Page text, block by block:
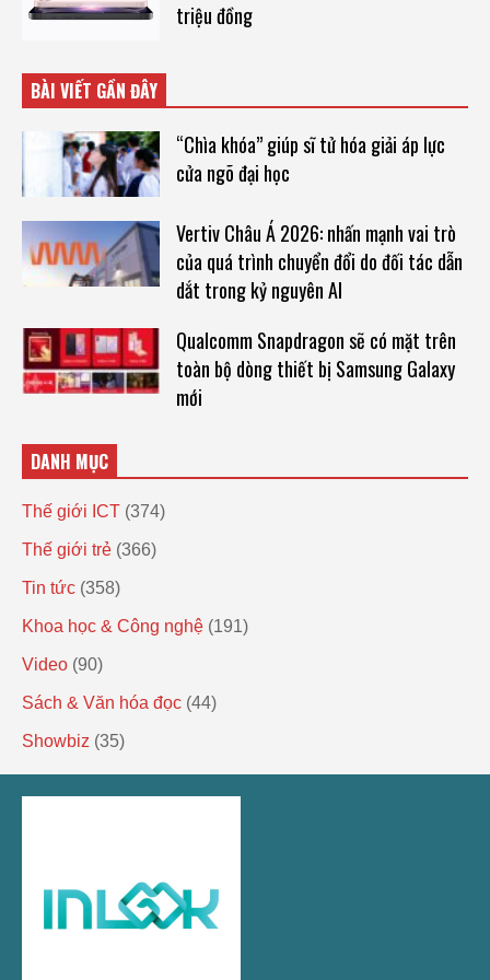
triệu đồng
BÀI VIẾT GẦN ĐÂY
“Chìa khóa” giúp sĩ tử hóa giải áp lực
cửa ngõ đại học
Vertiv Châu Á 2026: nhấn mạnh vai trò
của quá trình chuyển đổi do đối tác dẫn
dắt trong kỷ nguyên AI
Qualcomm Snapdragon sẽ có mặt trên
toàn bộ dòng thiết bị Samsung Galaxy
mới
DANH MỤC
Thế giới ICT (374)
Thế giới trẻ (366)
Tin tức (358)
Khoa học & Công nghệ (191)
Video (90)
Sách & Văn hóa đọc (44)
Showbiz (35)